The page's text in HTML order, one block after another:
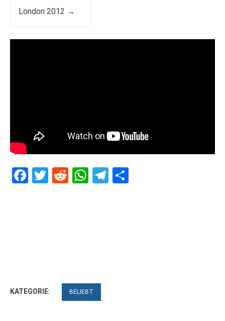
London 2012 →
Facebook
Twitter
RedditWhatsApp
Telegram
KATEGORIE: BELIEBT